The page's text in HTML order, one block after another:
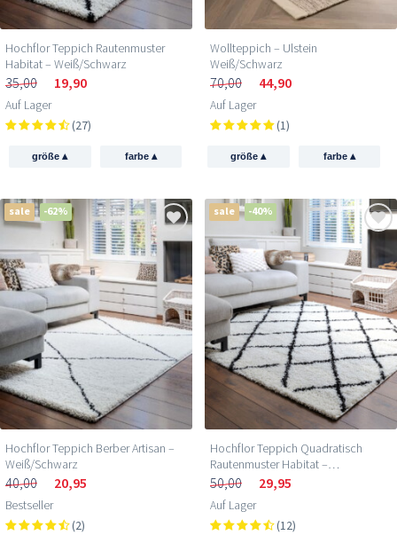
Hochflor Teppich Rautenmuster
Habitat – Weiß/Schwarz
35,00 19,90
Auf Lager
(27)
größe▴ farbe ▴
Wollteppich – Ulstein
Weiß/Schwarz
70,00 44,90
Auf Lager
(1)
größe▴ farbe ▴
sale -62%
Hochflor Teppich Berber Artisan –
Weiß/Schwarz
40,00 20,95
Bestseller
(2)
sale -40%
Hochflor Teppich Quadratisch
Rautenmuster Habitat –
Weiß/Schwarz
50,00 29,95
Auf Lager
(12)